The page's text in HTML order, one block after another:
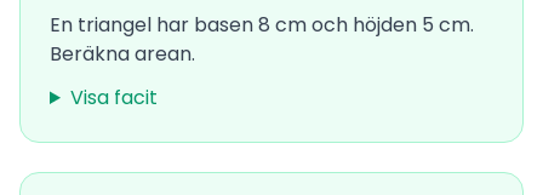
En triangel har basen 8 cm och höjden 5 cm.
Beräkna arean.
Visa facit